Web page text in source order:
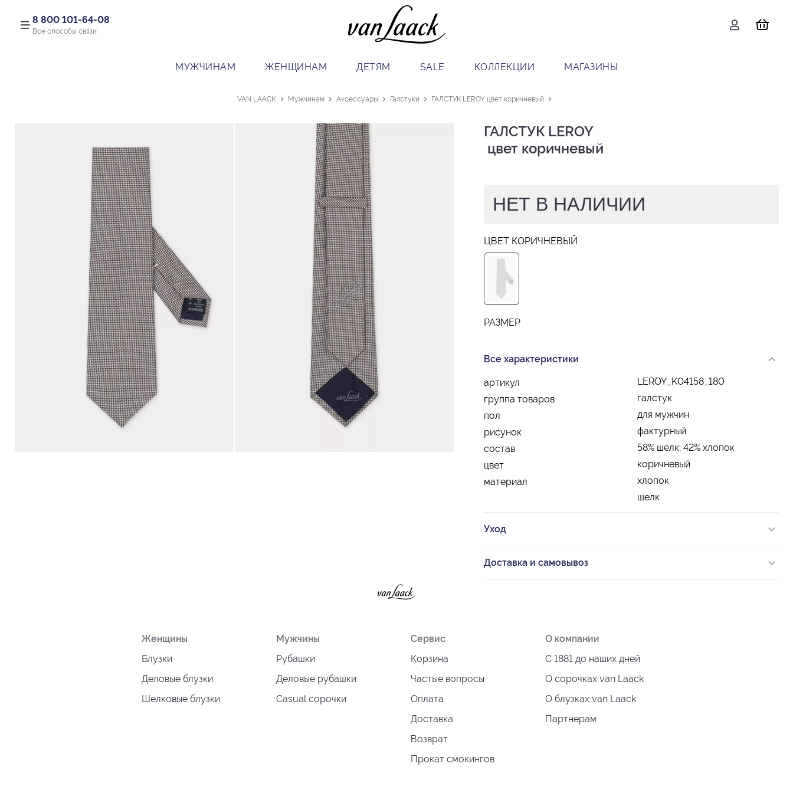
8 800 101-64-08
Все способы связи
МУЖЧИНАМ ЖЕНЩИНАМ ДЕТЯМ SALE КОЛЛЕКЦИИ МАГАЗИНЫ
VAN LAACK Мужчинам Аксессуары Галстуки ГАЛСТУК LEROY цвет коричневый
ГАЛСТУК LEROY
цвет коричневый
НЕТ В НАЛИЧИИ
ЦВЕТ КОРИЧНЕВЫЙ
РАЗМЕР
Все характеристики
артикул
LEROY_K04158_180
группа товаров
галстук
пол
для мужчин
рисунок
фактурный
состав
58% шелк; 42% хлопок
цвет
коричневый
материал
хлопок
шелк
Уход
Доставка и самовывоз
Женщины
Блузки
Деловые блузки
Шелковые блузки
Мужчины
Рубашки
Деловые рубашки
Casual сорочки
Сервис
Корзина
Частые вопросы
Оплата
Доставка
Возврат
Прокат смокингов
О компании
С 1881 до наших дней
О сорочках van Laack
О блузках van Laack
Партнерам